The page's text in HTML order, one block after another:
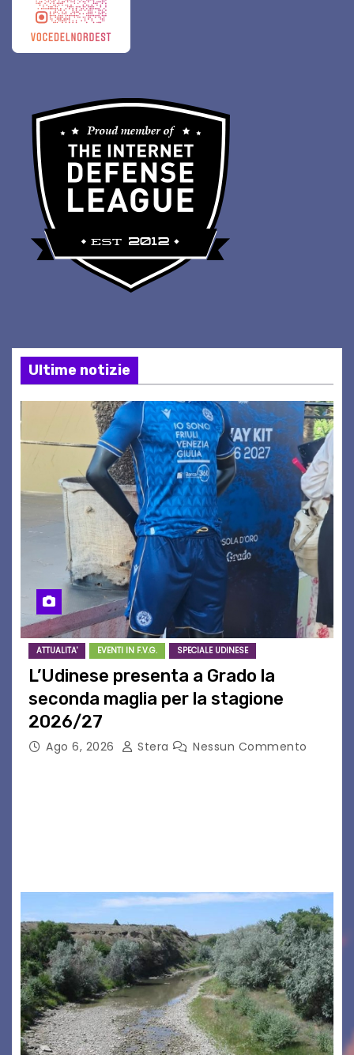
Ultime notizie
ATTUALITA' EVENTI IN F.V.G. SPECIALE UDINESE
L’Udinese presenta a Grado la
seconda maglia per la stagione
2026/27
Ago 6, 2026 Stera Nessun Commento